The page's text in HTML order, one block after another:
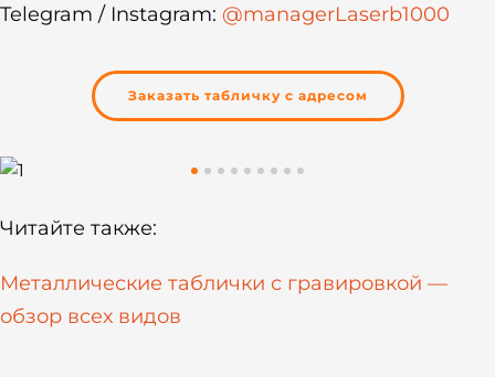
Telegram / Instagram: @managerLaserb1000
Заказать табличку с адресом
Читайте также:
Металлические таблички с гравировкой —
обзор всех видов